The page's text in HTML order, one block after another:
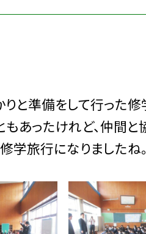
りと準備をして行った
あったけれど、仲間と
学旅行になりましたね